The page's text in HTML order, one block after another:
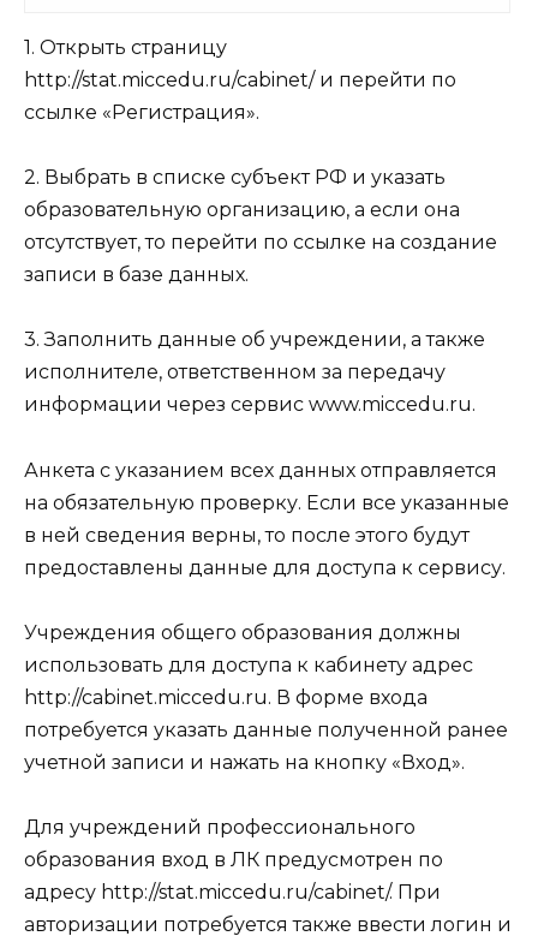
1. Открыть страницу
http://stat.miccedu.ru/cabinet/ и перейти по
ссылке «Регистрация».
2. Выбрать в списке субъект РФ и указать
образовательную организацию, а если она
отсутствует, то перейти по ссылке на создание
записи в базе данных.
3. Заполнить данные об учреждении, а также
исполнителе, ответственном за передачу
информации через сервис www.miccedu.ru.
Анкета с указанием всех данных отправляется
на обязательную проверку. Если все указанные
в ней сведения верны, то после этого будут
предоставлены данные для доступа к сервису.
Учреждения общего образования должны
использовать для доступа к кабинету адрес
http://cabinet.miccedu.ru. В форме входа
потребуется указать данные полученной ранее
учетной записи и нажать на кнопку «Вход».
Для учреждений профессионального
образования вход в ЛК предусмотрен по
адресу http://stat.miccedu.ru/cabinet/. При
авторизации потребуется также ввести логин и